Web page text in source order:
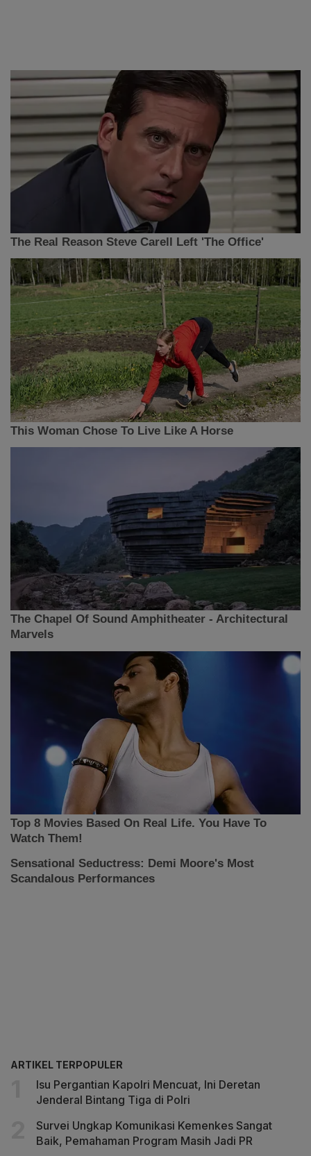
ARTIKEL TERPOPULER
Isu Pergantian Kapolri Mencuat, Ini Deretan
Jenderal Bintang Tiga di Polri
Survei Ungkap Komunikasi Kemenkes Sangat
Baik, Pemahaman Program Masih Jadi PR